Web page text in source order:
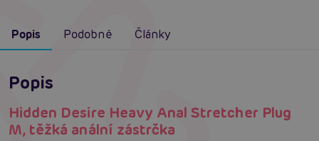
Popis Podobné Články
Popis
Hidden Desire Heavy Anal Stretcher Plug
M, těžká anální zástrčka